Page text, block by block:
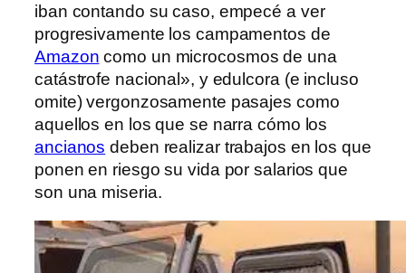
iban contando su caso, empecé a ver
progresivamente los campamentos de
Amazon como un microcosmos de una
catástrofe nacional», y edulcora (e incluso
omite) vergonzosamente pasajes como
aquellos en los que se narra cómo los
ancianos deben realizar trabajos en los que
ponen en riesgo su vida por salarios que
son una miseria.